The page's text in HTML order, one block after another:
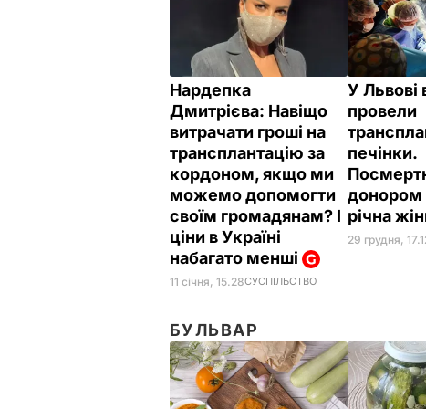
Нардепка
Дмитрієва: Навіщо
витрачати гроші на
трансплантацію за
кордоном, якщо ми
можемо допомогти
своїм громадянам? І
ціни в Україні
набагато менші
11 січня, 15.28СУСПІЛЬСТВО
У Львові
провели
печінки.
донором
річна
29 грудня,
БУЛЬВАР